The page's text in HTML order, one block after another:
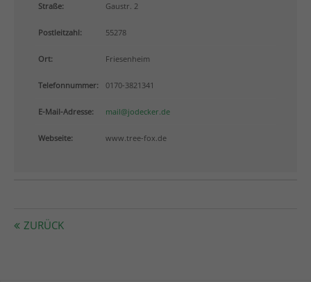
About us
Lorem ipsum dolor sit amet, consectetuer adipiscing
elit.
Aenean commodo ligula eget dolor. Aenean massa.
parturient montes, nascetur ridiculus mus. Donec
Straße: Gaustr. 2
Postleitzahl: 55278
Ort: Friesenheim
Telefonnummer: 0170-3821341
E-Mail-Adresse: mail@jodecker.de
Webseite: www.tree-fox.de
ZURÜCK